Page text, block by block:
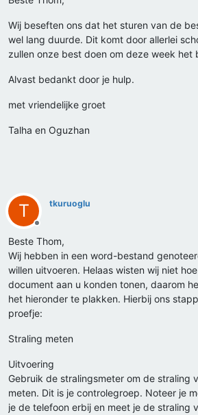
Wij beseften ons dat het sturen van de
wel lang duurde. Dit komt door allerlei
zullen onze best doen om deze week het
Alvast bedankt door je hulp.
met vriendelijke groet
Talha en Oguzhan
T
Offline
tkuruoglu
Beste Thom,
Wij hebben in een word-bestand
willen uitvoeren. Helaas wisten wij niet
document aan u konden tonen, daarom
het hieronder te plakken. Hierbij ons
proefje:
Straling meten
Uitvoering
Gebruik de stralingsmeter om de straling
meten. Dit is je controlegroep. Noteer je
je de telefoon erbij en meet je de straling